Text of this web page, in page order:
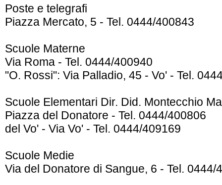
Poste e telegrafi
Piazza Mercato, 5 - Tel. 0444/400843
Scuole Materne
Via Roma - Tel. 0444/400940
"O. Rossi": Via Palladio, 45 - Vo' - Tel.
Scuole Elementari Dir. Did. Montecchio
Piazza del Donatore - Tel. 0444/400806
del Vo' - Via Vo' - Tel. 0444/409169
Scuole Medie
Via del Donatore di Sangue, 6 - Tel. 0444/